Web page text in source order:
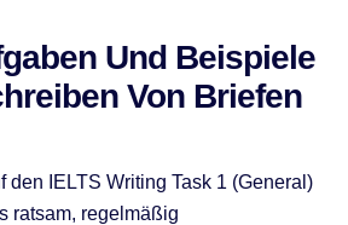
Und Beispiele
Von Briefen
den IELTS Writing Task 1 (General)
ratsam, regelmäßig